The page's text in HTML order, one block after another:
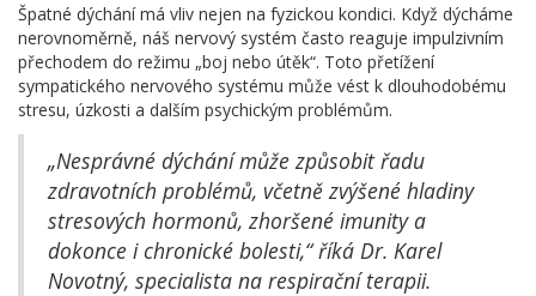
Špatné dýchání má vliv nejen na fyzickou kondici. Když dýcháme
nerovnoměrně, náš nervový systém často reaguje impulzivním
přechodem do režimu „boj nebo útěk“. Toto přetížení
sympatického nervového systému může vést k dlouhodobému
stresu, úzkosti a dalším psychickým problémům.
„Nesprávné dýchání může způsobit řadu
zdravotních problémů, včetně zvýšené hladiny
stresových hormonů, zhoršené imunity a
dokonce i chronické bolesti,“ říká Dr. Karel
Novotný, specialista na respirační terapii.